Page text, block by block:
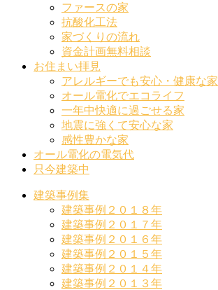
ファースの家
抗酸化工法
家づくりの流れ
資金計画無料相談
お住まい拝見
アレルギーでも安心・健康な家
オール電化でエコライフ
一年中快適に過ごせる家
地震に強くて安心な家
感性豊かな家
オール電化の電気代
只今建築中
建築事例集
建築事例２０１８年
建築事例２０１７年
建築事例２０１６年
建築事例２０１５年
建築事例２０１４年
建築事例２０１３年